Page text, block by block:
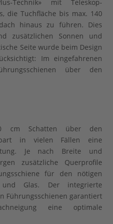
Technik» mit Teleskop-
die Tuchfläche bis max. 140
hinaus zu führen. Dies
zusätzlichen Sonnen und
Seite wurde beim Design
Im eingefahrenen
über den
cm Schatten über den
in vielen Fällen eine
Je nach Breite und
zusätzliche Querprofile
für den nötigen
Glas. Der integrierte
Führungsschienen garantiert
eine optimale